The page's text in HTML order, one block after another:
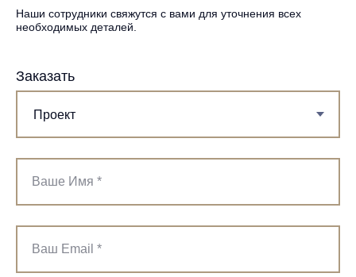
Наши сотрудники свяжутся с вами для уточнения всех
необходимых деталей.
Заказать
Ваше Имя *
Ваш Email *